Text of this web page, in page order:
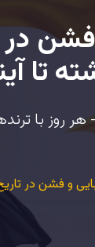
در
تا
هر روز با
و فشن در